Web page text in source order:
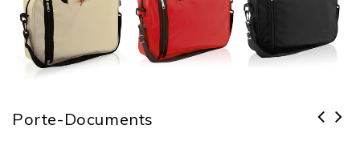
Porte-Documents